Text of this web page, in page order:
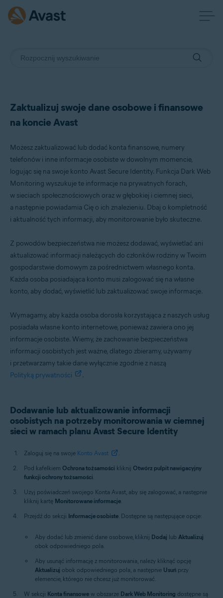
Zaktualizuj swoje dane osobowe i finansowe
na koncie Avast
Możesz zaktualizować lub dodać konta finansowe, numery
telefonów i inne informacje osobiste w dowolnym momencie,
logując się na swoje konto Avast Secure Identity. Funkcja Dark Web
Monitoring wyszukuje te informacje na prywatnych forach,
w sieciach społecznościowych oraz w głębokiej i ciemnej sieci,
a następnie powiadamia Cię o ich znalezieniu. Dbaj o kompletność
i aktualność tych informacji, aby monitorowanie było skuteczne.
Z powodów bezpieczeństwa nie możesz dodawać, wyświetlać ani
aktualizować informacji należących do członków rodziny w Twoim
gospodarstwie domowym za pośrednictwem własnego konta.
Każda osoba posiadająca konto musi zalogować się na własne
konto, aby dodać, wyświetlić lub zaktualizować swoje informacje.
Wymagamy, aby każda osoba dorosła korzystająca z naszych usług
posiadała własne konto internetowe, ponieważ zawiera ono jej
informacje osobiste. Wiemy, że zachowanie bezpieczeństwa
informacji osobistych jest ważne, dlatego zbieramy, używamy
i przetwarzamy takie dane wyłącznie zgodnie z naszą
Polityką prywatności
.
Dodawanie lub aktualizowanie informacji
osobistych na potrzeby monitorowania w ciemnej
sieci w ramach planu Avast Secure Identity
Zaloguj się na swoje Konto Avast
.
Pod kafelkiem Ochrona tożsamości kliknij Otwórz pulpit nawigacyjny
funkcji ochrony tożsamości.
Użyj poświadczeń swojego Konta Avast, aby się zalogować, a następnie
kliknij kartę Monitorowane informacje.
Przejdź do sekcji Informacje osobiste. Dostępne są następujące opcje:
Aby dodać lub zmienić dane osobowe, kliknij Dodaj lub Aktualizuj
obok odpowiedniego pola.
Aby usunąć informację z monitorowania, należy kliknąć opcję
Aktualizuj obok odpowiedniego pola, a następnie Usuń przy
elemencie, którego nie chcesz już monitorować.
W sekcji Konta finansowe w obszarze Dark Web Monitoring dostępne są